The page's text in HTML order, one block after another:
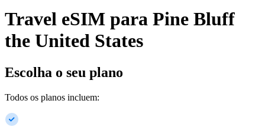
Travel eSIM para Pine Bluff
the United States
Escolha o seu plano
Todos os planos incluem: